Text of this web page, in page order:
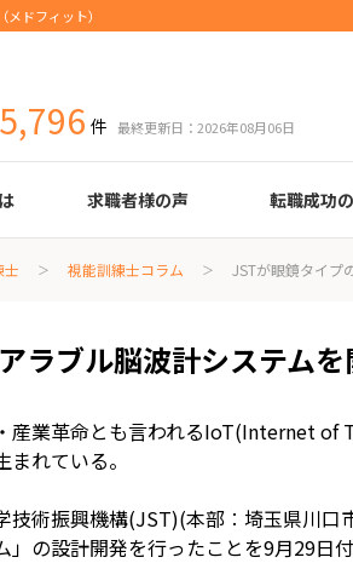
ドフィット）
5,796 件 最終更新日：2026年08月06日
求職者様の声
臨床検査技師
診療放射線技師
臨床工学技士
医療事務
調剤薬局事務
理学療法士
作業療法士
言語聴覚士
機能訓練指導員
視能訓練士
看護師
薬剤師
転職成功
履歴書の書
職務経歴書
面接の心得
面接のコツ
転職の際に
年齢早見表
給与
士 視能訓練士コラム JSTが眼鏡タイプ
ラブル脳波計システムを
産業革命とも言われるIoT(Internet of
まれている。
技術振興機構(JST)(本部︰埼玉県川口
」の設計開発を行ったことを9月29日